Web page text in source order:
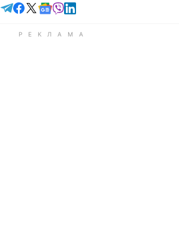
Читайте в Telegram
Читайте в Facebook
Читайте в X
Читайте в Google news
Читайте в Viber
Читайте в LinkedIn